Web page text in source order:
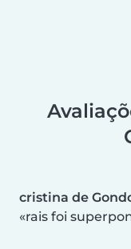
cristina de
rais foi